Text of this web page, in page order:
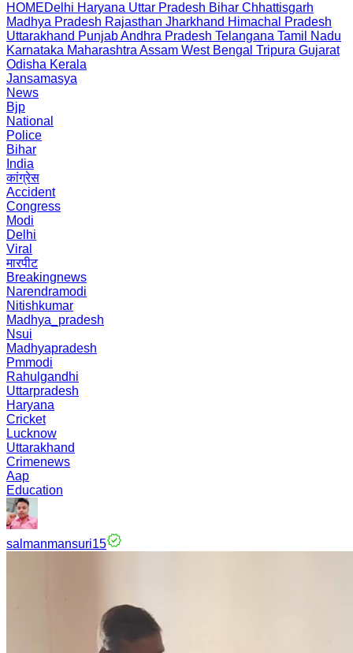
HOMEDelhi Haryana Uttar Pradesh Bihar Chhattisgarh
Madhya Pradesh Rajasthan Jharkhand Himachal Pradesh
Uttarakhand PunjabAndhra Pradesh Telangana Tamil Nadu
Karnataka Maharashtra Assam West Bengal Tripura Gujarat
Odisha Kerala
Jansamasya
News
Bjp
National
Police
Bihar
India
कांग्रेस
Accident
Congress
Modi
Delhi
Viral
मारपीट
Breakingnews
Narendramodi
Nitishkumar
Madhya_pradesh
Nsui
Madhyapradesh
Pmmodi
Rahulgandhi
Uttarpradesh
Haryana
Cricket
Lucknow
Uttarakhand
Crimenews
Aap
Education
salmanmansuri15